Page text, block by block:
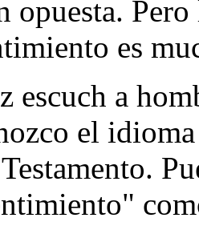
opuesta.
es
escuch a
el